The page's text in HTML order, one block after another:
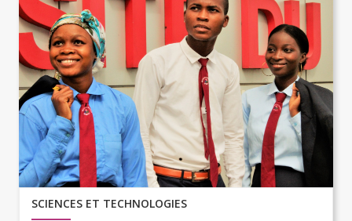
SCIENCES ET TECHNOLOGIES